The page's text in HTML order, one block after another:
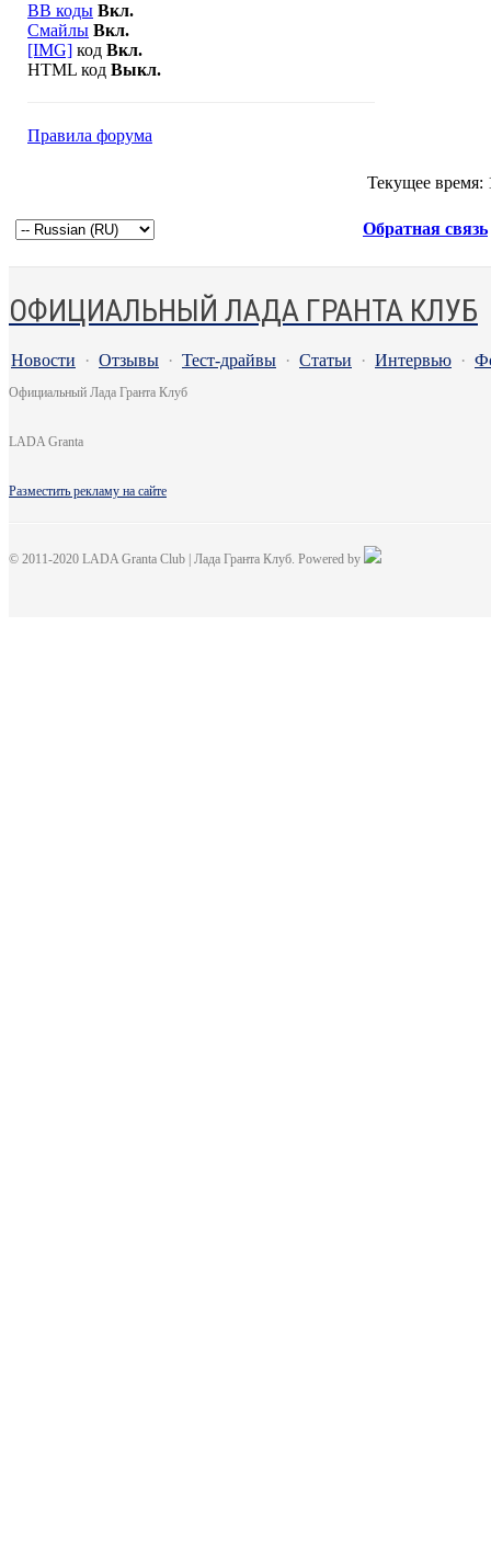
BB коды Вкл.
Смайлы Вкл.
[IMG] код Вкл.
HTML код Выкл.
Правила форума
Текущее время:
Обратная связь
ОФИЦИАЛЬНЫЙ ЛАДА ГРАНТА КЛУБ
Новости · Отзывы · Тест-драйвы · Статьи · Интервью ·
Официальный Лада Гранта Клуб
LADA Granta
Разместить рекламу на сайте
© 2011-2020 LADA Granta Club | Лада Гранта Клуб. Powered by